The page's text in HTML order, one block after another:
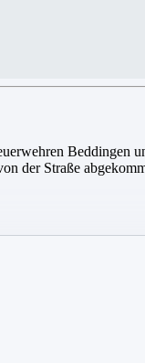
Beddingen
der Straße